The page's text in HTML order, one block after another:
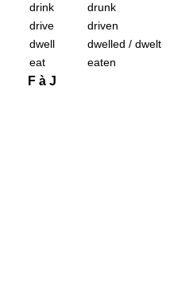
drink drunk
drive
driven
dwell
dwelled / dwelt
eat
eaten
F à J